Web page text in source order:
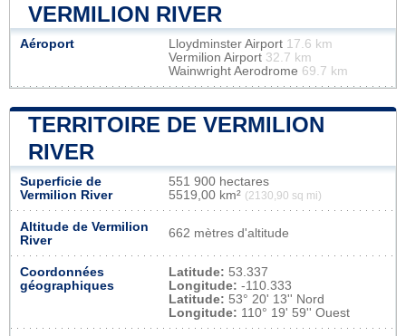
VERMILION RIVER
Aéroport Lloydminster Airport 17.6 km
Vermilion Airport 32.7 km
Wainwright Aerodrome 69.7 km
TERRITOIRE DE VERMILION
RIVER
Superficie de
Vermilion River
551 900 hectares
5519,00 km² (2130,90 sq mi)
Altitude de Vermilion
River
662 mètres d'altitude
Coordonnées
géographiques
Latitude: 53.337
Longitude: -110.333
Latitude: 53° 20' 13'' Nord
Longitude: 110° 19' 59'' Ouest